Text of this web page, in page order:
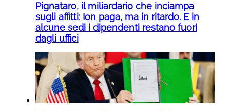
Pignataro, il miliardario che inciampa
sugli affitti: Ion paga, ma in ritardo. E in
alcune sedi i dipendenti restano fuori
dagli uffici